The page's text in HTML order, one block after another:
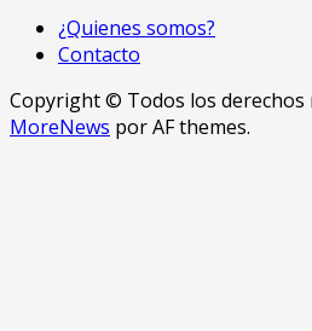
¿Quienes somos?
Contacto
Copyright © Todos los derechos
MoreNews por AF themes.